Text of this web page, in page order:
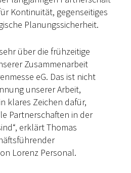
Kontinuität, gegenseitiges
Planungssicherheit.
über die frühzeitige
Zusammenarbeit
eG. Das ist nicht
unserer Arbeit,
klares Zeichen dafür,
Partnerschaften in der
erklärt Thomas
Lorenz Personal.